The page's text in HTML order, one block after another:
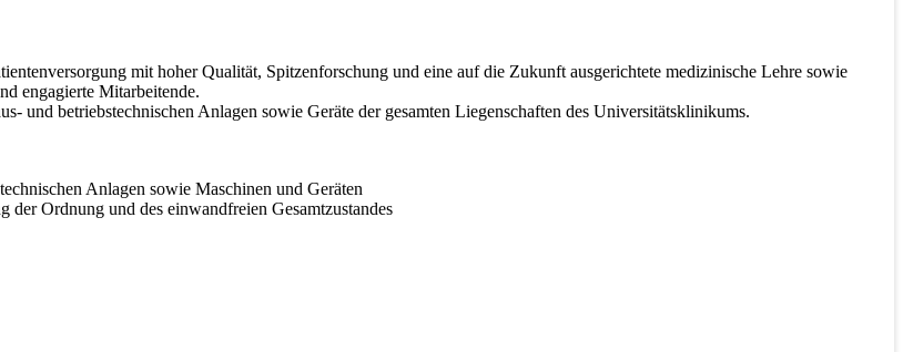
mit hoher Qualität, Spitzenforschung und eine auf die Zukunft ausgerichtete medizinische Lehre sowie
engagierte Mitarbeitende.
und betriebstechnischen Anlagen sowie Geräte der gesamten Liegenschaften des Universitätsklinikums.
Anlagen sowie Maschinen und Geräten
Ordnung und des einwandfreien Gesamtzustandes